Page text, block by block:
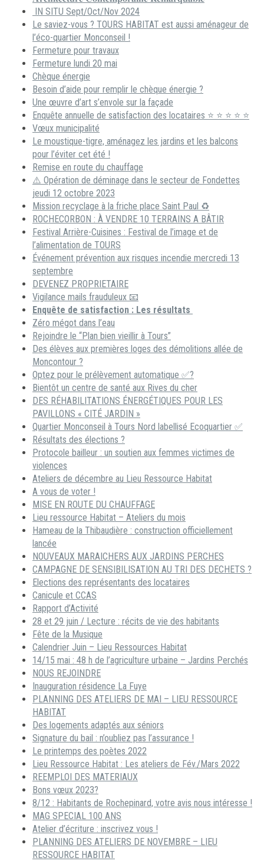
IN SITU Sept/Oct/Nov 2024
Le saviez-vous ? TOURS HABITAT est aussi aménageur de
l’éco-quartier Monconseil !
Fermeture pour travaux
Fermeture lundi 20 mai
Chèque énergie
Besoin d’aide pour remplir le chèque énergie ?
Une œuvre d’art s’envole sur la façade
Enquête annuelle de satisfaction des locataires ⭐ ⭐ ⭐ ⭐ ⭐
Vœux municipalité
Le moustique-tigre, aménagez les jardins et les balcons
pour l’éviter cet été !
Remise en route du chauffage
⚠️ Opération de déminage dans le secteur de Fondettes
jeudi 12 octobre 2023
Mission recyclage à la friche place Saint Paul ♻️
ROCHECORBON : À VENDRE 10 TERRAINS A BÂTIR
Festival Arrière-Cuisines : Festival de l’image et de
l’alimentation de TOURS
Événement prévention aux risques incendie mercredi 13
septembre
DEVENEZ PROPRIETAIRE
Vigilance mails frauduleux 📧
Enquête de satisfaction : Les résultats
Zéro mégot dans l’eau
Rejoindre le “Plan bien vieillir à Tours”
Des élèves aux premières loges des démolitions allée de
Moncontour ?
Optez pour le prélèvement automatique ✅?
Bientôt un centre de santé aux Rives du cher
DES RÉHABILITATIONS ÉNERGÉTIQUES POUR LES
PAVILLONS « CITÉ JARDIN »
Quartier Monconseil à Tours Nord labellisé Ecoquartier ✅
Résultats des élections ?
Protocole bailleur : un soutien aux femmes victimes de
violences
Ateliers de décembre au Lieu Ressource Habitat
A vous de voter !
MISE EN ROUTE DU CHAUFFAGE
Lieu ressource Habitat – Ateliers du mois
Hameau de la Thibaudière : construction officiellement
lancée
NOUVEAUX MARAICHERS AUX JARDINS PERCHES
CAMPAGNE DE SENSIBILISATION AU TRI DES DECHETS ?
Elections des représentants des locataires
Canicule et CCAS
Rapport d’Activité
28 et 29 juin / Lecture : récits de vie des habitants
Fête de la Musique
Calendrier Juin – Lieu Ressources Habitat
14/15 mai : 48 h de l’agriculture urbaine – Jardins Perchés
NOUS REJOINDRE
Inauguration résidence La Fuye
PLANNING DES ATELIERS DE MAI – LIEU RESSOURCE
HABITAT
Des logements adaptés aux séniors
Signature du bail : n’oubliez pas l’assurance !
Le printemps des poètes 2022
Lieu Ressource Habitat : Les ateliers de Fév./Mars 2022
REEMPLOI DES MATERIAUX
Bons vœux 2023?
8/12 : Habitants de Rochepinard, votre avis nous intéresse !
MAG SPECIAL 100 ANS
Atelier d’écriture : inscrivez vous !
PLANNING DES ATELIERS DE NOVEMBRE – LIEU
RESSOURCE HABITAT